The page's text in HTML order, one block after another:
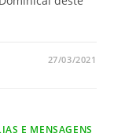
27/03/2021
E MENSAGENS